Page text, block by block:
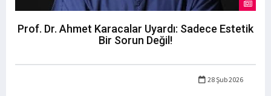
Prof. Dr. Ahmet Karacalar Uyardı: Sadece Estetik
Bir Sorun Değil!
28 Şub 2026